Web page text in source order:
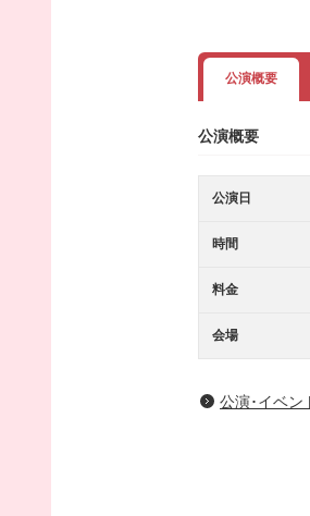
公演概要
公演概要
公演日
時間
料金
会場
公演･イベン